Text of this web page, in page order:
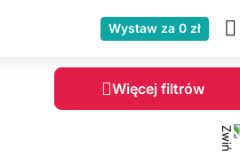
Wystaw za 0 zł
Więcej filtrów